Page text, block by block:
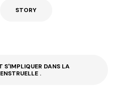
STORY
S'IMPLIQUER DANS LA
.